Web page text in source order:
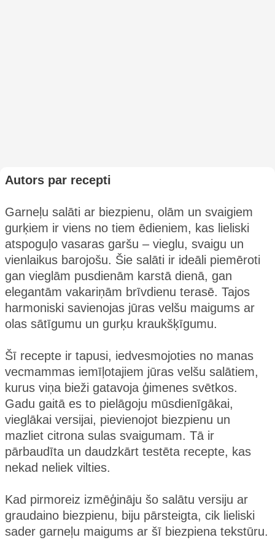
Autors par recepti
Garneļu salāti ar biezpienu, olām un svaigiem
gurķiem ir viens no tiem ēdieniem, kas lieliski
atspoguļo vasaras garšu – vieglu, svaigu un
vienlaikus barojošu. Šie salāti ir ideāli piemēroti
gan vieglām pusdienām karstā dienā, gan
elegantām vakariņām brīvdienu terasē. Tajos
harmoniski savienojas jūras velšu maigums ar
olas sātīgumu un gurķu kraukšķīgumu.
Šī recepte ir tapusi, iedvesmojoties no manas
vecmammas iemīļotajiem jūras velšu salātiem,
kurus viņa bieži gatavoja ģimenes svētkos.
Gadu gaitā es to pielāgoju mūsdienīgākai,
vieglākai versijai, pievienojot biezpienu un
mazliet citrona sulas svaigumam. Tā ir
pārbaudīta un daudzkārt testēta recepte, kas
nekad neliek vilties.
Kad pirmoreiz izmēģināju šo salātu versiju ar
graudaino biezpienu, biju pārsteigta, cik lieliski
sader garneļu maigums ar šī biezpiena tekstūru.